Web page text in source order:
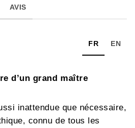
AVIS
FR EN
d’un grand maître
inattendue que nécessaire,
connu de tous les